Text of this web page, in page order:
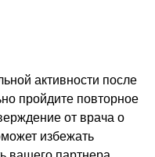
активности после
пройдите повторное
от врача о
избежать